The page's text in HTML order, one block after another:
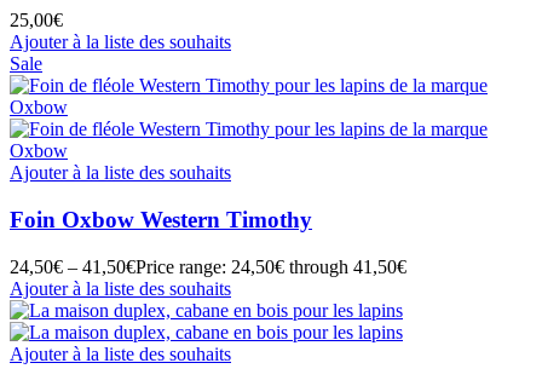
25,00€
Ajouter à la liste des souhaits
Sale
Ajouter à la liste des souhaits
Foin Oxbow Western Timothy
24,50€ – 41,50€Price range: 24,50€ through 41,50€
Ajouter à la liste des souhaits
Ajouter à la liste des souhaits